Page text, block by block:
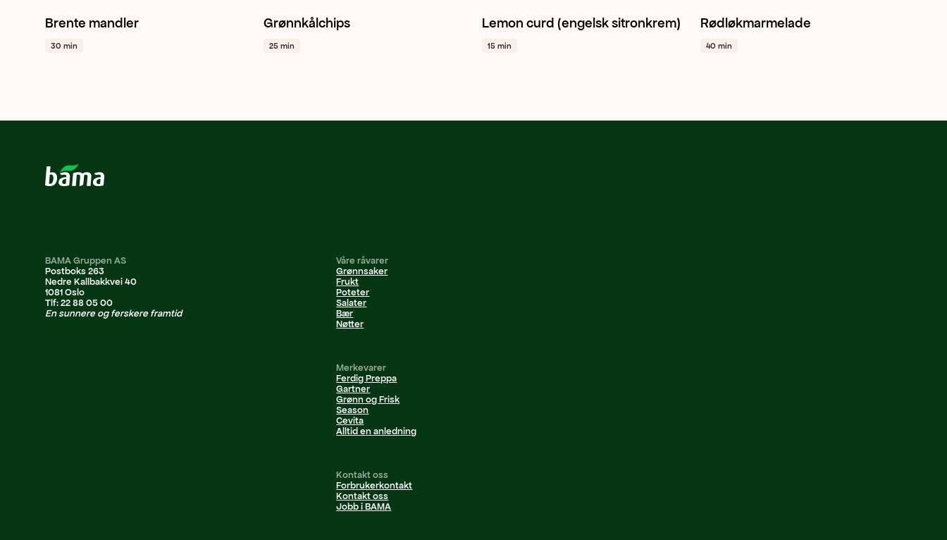
Mandler Snacking
Brente mandler
30 min
Grønnkål
Snacking
Vegetar / plantebasert
Grønnkålchips
25 min
Sitron Dessert Bakverk + 1
Lemon curd (engelsk sitronkrem)
15 min
Rødløk Vegetar / plantebasert
+ 1
Rødløkmarmelade
40 min
BAMA Gruppen AS
Postboks 263
Nedre Kallbakkvei 40
1081 Oslo
Tlf: 22 88 05 00
En sunnere og ferskere framtid
Våre råvarer
Grønnsaker
Frukt
Poteter
Salater
Bær
Nøtter
Merkevarer
Ferdig Preppa
Gartner
Grønn og Frisk
Season
Cevita
Alltid en anledning
Kontakt oss
Forbrukerkontakt
Kontakt oss
Jobb i BAMA